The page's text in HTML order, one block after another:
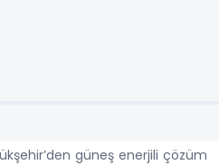
güneş enerjili çözüm